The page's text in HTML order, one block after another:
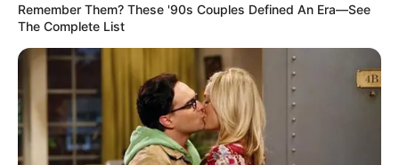
Remember Them? These '90s Couples Defined An Era—See
The Complete List